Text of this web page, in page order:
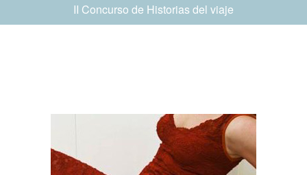
II Concurso de Historias del viaje